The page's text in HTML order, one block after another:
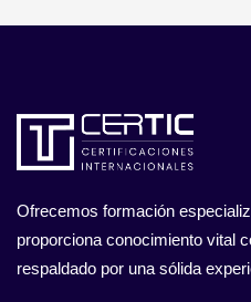
Ofrecemos formación
proporciona conocimiento vital
respaldado por una sólida